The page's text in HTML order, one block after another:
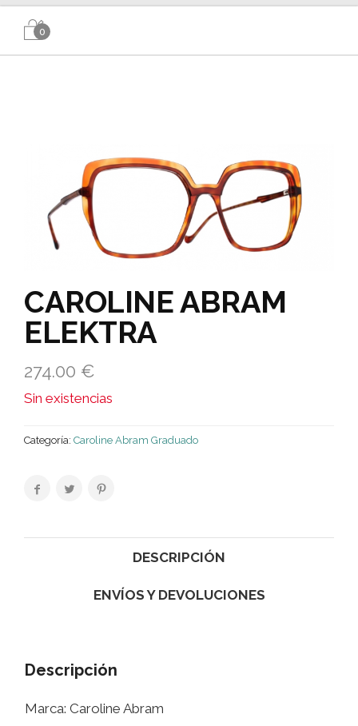
0
CAROLINE ABRAM
ELEKTRA
274.00 €
Sin existencias
Categoría: Caroline Abram Graduado
DESCRIPCIÓN
ENVÍOS Y DEVOLUCIONES
Descripción
Marca: Caroline Abram